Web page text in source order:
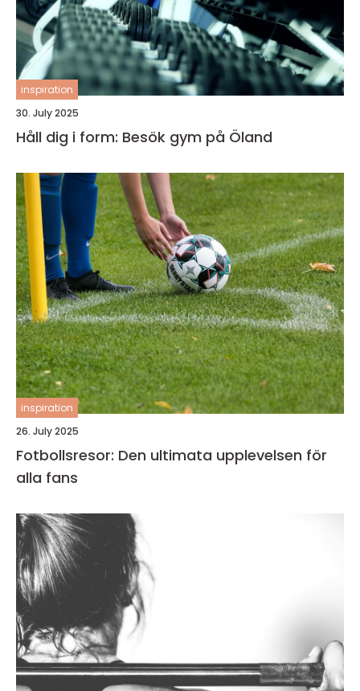
inspiration
30. July 2025
Håll dig i form: Besök gym på Öland
inspiration
26. July 2025
Fotbollsresor: Den ultimata upplevelsen för
alla fans